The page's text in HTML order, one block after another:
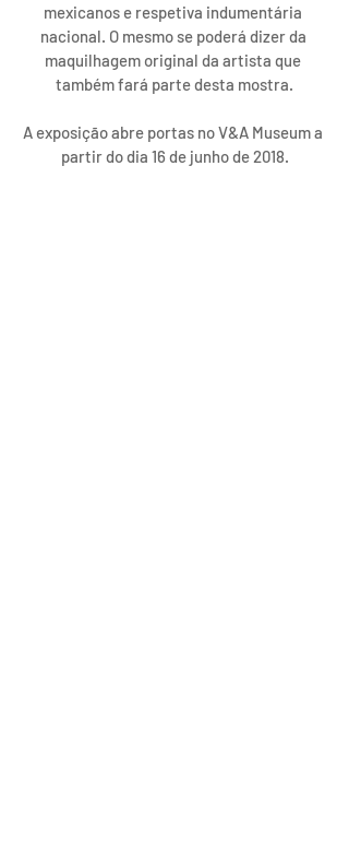
mexicanos e respetiva indumentária
nacional. O mesmo se poderá dizer da
maquilhagem original da artista que
também fará parte desta mostra.
A exposição abre portas no V&A Museum a
partir do dia 16 de junho de 2018.